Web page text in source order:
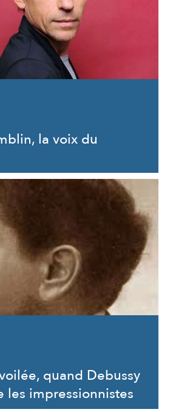
la voix du
quand Debussy
les impressionnistes